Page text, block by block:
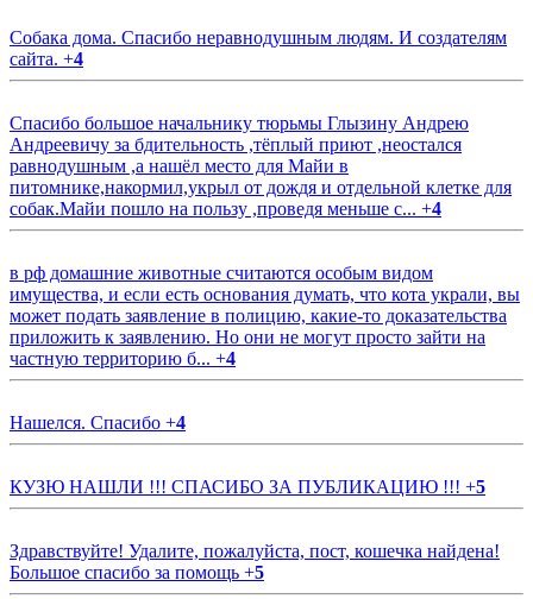
Собака дома. Спасибо неравнодушным людям. И создателям
сайта. +4
Спасибо большое начальнику тюрьмы Глызину Андрею
Андреевичу за бдительность ,тёплый приют ,неостался
равнодушным ,а нашёл место для Майи в
питомнике,накормил,укрыл от дождя и отдельной клетке для
собак.Майи пошло на пользу ,проведя меньше с... +4
в рф домашние животные считаются особым видом
имущества, и если есть основания думать, что кота украли, вы
может подать заявление в полицию, какие-то доказательства
приложить к заявлению. Но они не могут просто зайти на
частную территорию б... +4
Нашелся. Спасибо +4
КУЗЮ НАШЛИ !!! СПАСИБО ЗА ПУБЛИКАЦИЮ !!! +5
Здравствуйте! Удалите, пожалуйста, пост, кошечка найдена!
Большое спасибо за помощь +5